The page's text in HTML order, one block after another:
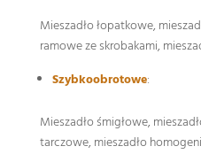
Mieszadło łopatkowe,
ramowe ze skrobakami,
Szybkoobrotowe:
Mieszadło śmigłowe,
tarczowe, mieszadło